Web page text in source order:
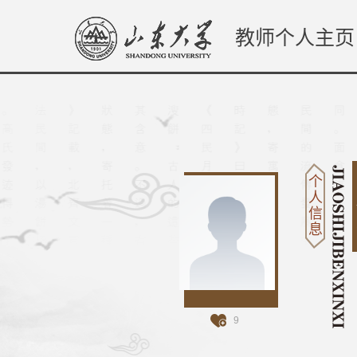
教师个人主页
9
个
人
信
息